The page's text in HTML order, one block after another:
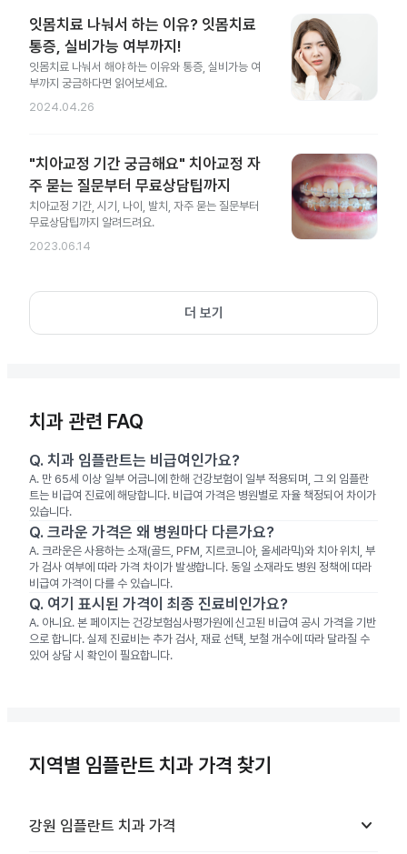
잇몸치료 나눠서 하는 이유? 잇몸치료
통증, 실비가능 여부까지!
잇몸치료 나눠서 해야 하는 이유와 통증, 실비가능 여
부까지 궁금하다면 읽어보세요.
2024.04.26
"치아교정 기간 궁금해요" 치아교정 자
주 묻는 질문부터 무료상담팁까지
치아교정 기간, 시기, 나이, 발치, 자주 묻는 질문부터
무료상담팁까지 알려드려요.
2023.06.14
더 보기
치과 관련 FAQ
Q. 치과 임플란트는 비급여인가요?
A. 만 65세 이상 일부 어금니에 한해 건강보험이 일부 적용되며, 그 외 임플란
트는 비급여 진료에 해당합니다. 비급여 가격은 병원별로 자율 책정되어 차이가
있습니다.
Q. 크라운 가격은 왜 병원마다 다른가요?
A. 크라운은 사용하는 소재(골드, PFM, 지르코니아, 올세라믹)와 치아 위치, 부
가 검사 여부에 따라 가격 차이가 발생합니다. 동일 소재라도 병원 정책에 따라
비급여 가격이 다를 수 있습니다.
Q. 여기 표시된 가격이 최종 진료비인가요?
A. 아니요. 본 페이지는 건강보험심사평가원에 신고된 비급여 공시 가격을 기반
으로 합니다. 실제 진료비는 추가 검사, 재료 선택, 보철 개수에 따라 달라질 수
있어 상담 시 확인이 필요합니다.
지역별 임플란트 치과 가격 찾기
강원 임플란트 치과 가격 keyboard_arrow_down